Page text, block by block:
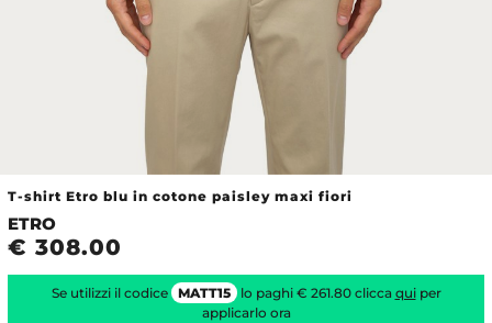
T-shirt Etro blu in cotone paisley maxi fiori
ETRO
€ 308.00
Se utilizzi il codice MATT15 lo paghi € 261.80 clicca quiper
applicarlo ora